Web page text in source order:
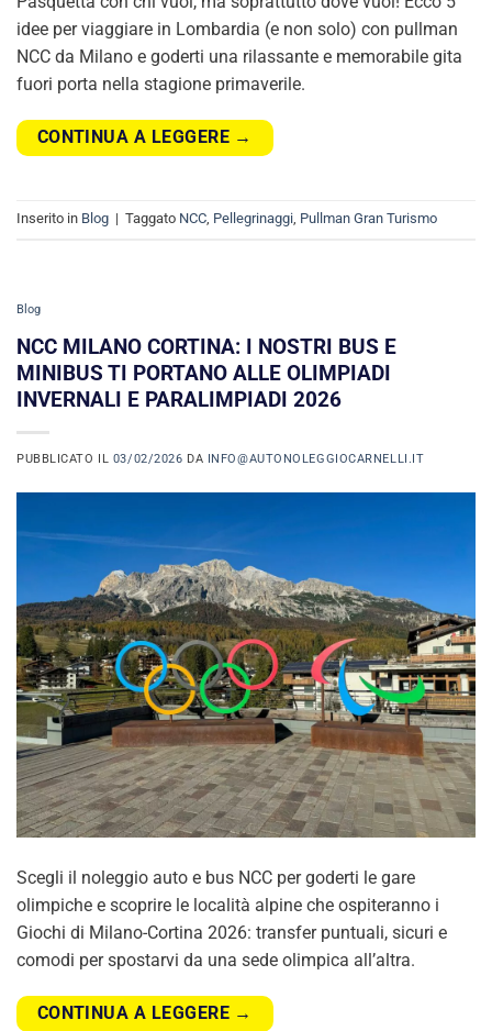
idee per viaggiare in Lombardia (e non solo) con pullman
NCC da Milano e goderti una rilassante e memorabile gita
fuori porta nella stagione primaverile.
CONTINUA A LEGGERE →
Inserito in Blog | Taggato NCC Pellegrinaggi Pullman Gran Turismo
Blog
NCC MILANO CORTINA: I NOSTRI BUS E
MINIBUS TI PORTANO ALLE OLIMPIADI
INVERNALI E PARALIMPIADI 2026
PUBBLICATO IL 03/02/2026 DA INFO@AUTONOLEGGIOCARNELLI.IT
Scegli il noleggio auto e bus NCC per goderti le gare
olimpiche e scoprire le località alpine che ospiteranno i
Giochi di Milano-Cortina 2026: transfer puntuali, sicuri e
comodi per spostarvi da una sede olimpica all’altra.
CONTINUA A LEGGERE →